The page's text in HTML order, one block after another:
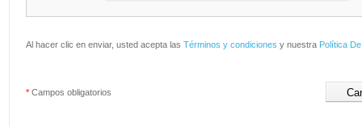
Al hacer clic en enviar, usted acepta las Términos y condiciones y nuestra Política
* Campos obligatorios